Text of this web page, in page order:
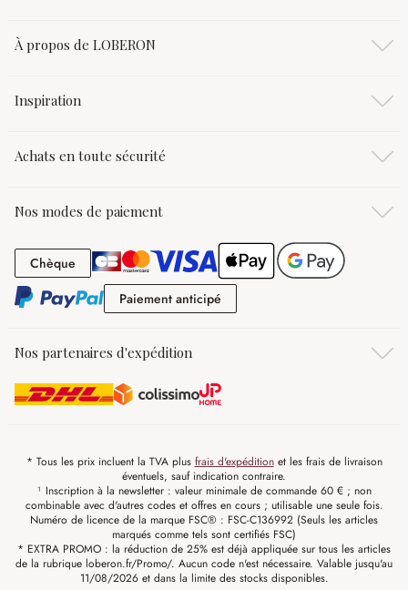
À propos de LOBERON
Inspiration
Achats en toute sécurité
Nos modes de paiement
Chèque Chèque
Paiement anticipé
Nos partenaires d'expédition
* Tous les prix incluent la TVA plus frais d'expéditionet les frais de livraison
éventuels, sauf indication contraire.
¹ Inscription à la newsletter : valeur minimale de commande 60 € ; non
combinable avec d'autres codes et offres en cours ; utilisable une seule fois.
Numéro de licence de la marque FSC® : FSC-C136992 (Seuls les articles
marqués comme tels sont certifiés FSC)
* EXTRA PROMO : la réduction de 25% est déjà appliquée sur tous les articles
de la rubrique loberon.fr/Promo/. Aucun code n'est nécessaire. Valable jusqu'au
11/08/2026 et dans la limite des stocks disponibles.